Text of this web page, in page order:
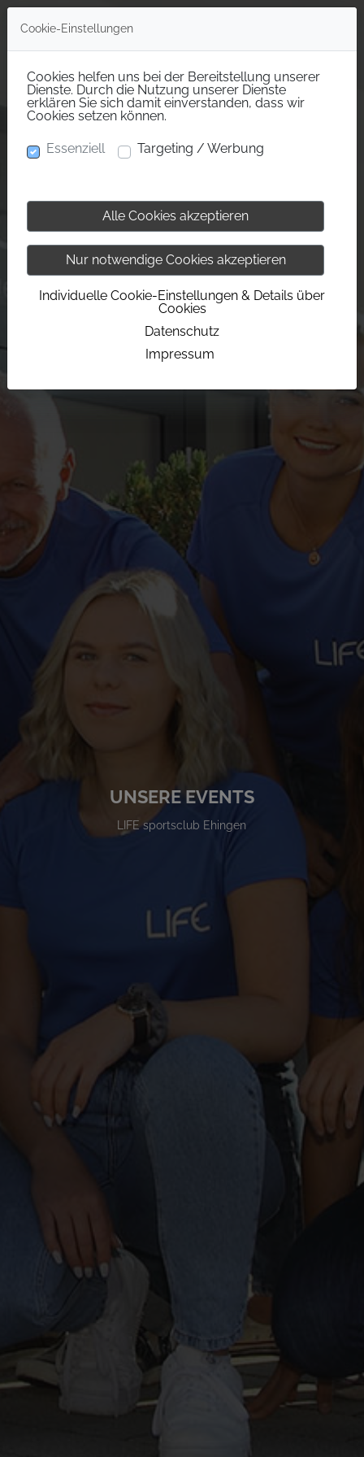
UNSERE EVENTS
LIFE sportsclub Ehingen
Cookie-Einstellungen
Cookies helfen uns bei der Bereitstellung unserer
Dienste. Durch die Nutzung unserer Dienste
erklären Sie sich damit einverstanden, dass wir
Cookies setzen können.
Essenziell Targeting / Werbung
Alle Cookies akzeptieren
Nur notwendige Cookies akzeptieren
Individuelle Cookie-Einstellungen & Details über
Cookies
Datenschutz
Impressum